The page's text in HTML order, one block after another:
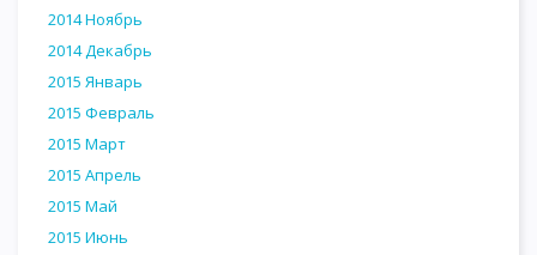
2014 Ноябрь
2014 Декабрь
2015 Январь
2015 Февраль
2015 Март
2015 Апрель
2015 Май
2015 Июнь